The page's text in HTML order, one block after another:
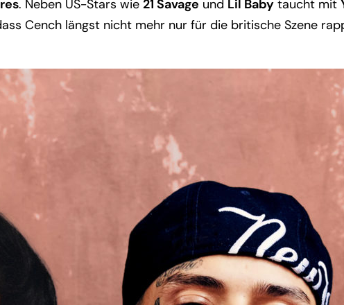
. Neben US-Stars wie 21 Savage und Lil Baby taucht mit
Cench längst nicht mehr nur für die britische Szene